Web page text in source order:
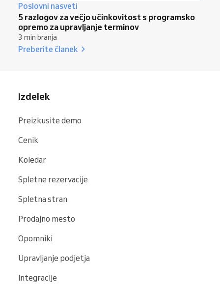
Poslovni nasveti
5 razlogov za večjo učinkovitost s programsko
opremo za upravljanje terminov
3 min branja
Preberite članek
Izdelek
Preizkusite demo
Cenik
Koledar
Spletne rezervacije
Spletna stran
Prodajno mesto
Opomniki
Upravljanje podjetja
Integracije